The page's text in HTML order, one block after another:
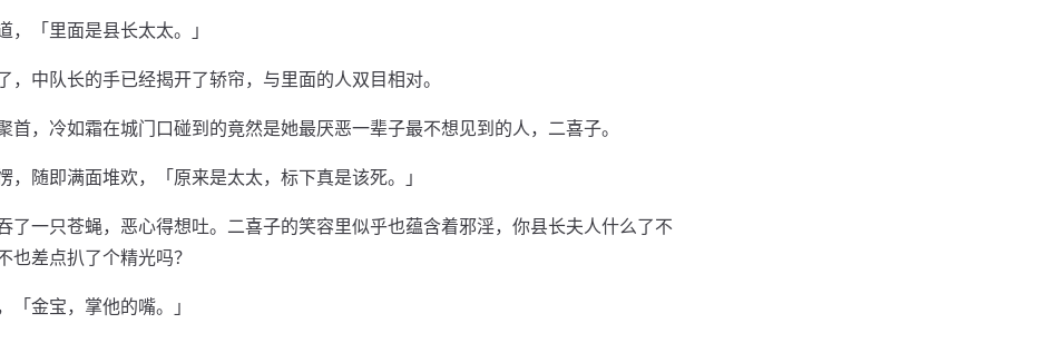
，「里面是县长太太。」
，中队长的手已经揭开了轿帘，与里面的人双目相对。
首，冷如霜在城门口碰到的竟然是她最厌恶一辈子最不想见到的人，二喜子。
，随即满面堆欢，「原来是太太，标下真是该死。」
了一只苍蝇，恶心得想吐。二喜子的笑容里似乎也蕴含着邪淫，你县长夫人什么了不
也差点扒了个精光吗？
「金宝，掌他的嘴。」